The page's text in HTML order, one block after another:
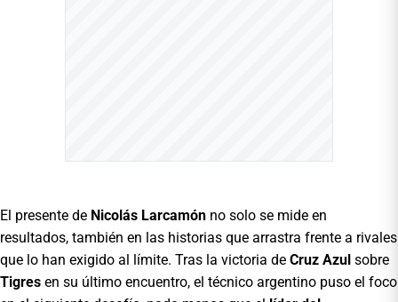
El presente de Nicolás Larcamón no solo se mide en
resultados, también en las historias que arrastra frente a rivales
que lo han exigido al límite. Tras la victoria de Cruz Azul sobre
Tigres en su último encuentro, el técnico argentino puso el foco